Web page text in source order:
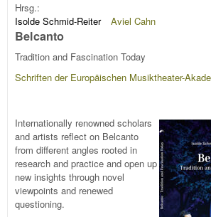
Hrsg.:
Isolde Schmid-Reiter
Aviel Cahn
Belcanto
Tradition and Fascination Today
Schriften der Europäischen Musiktheater-
Internationally renowned scholars
and artists reflect on Belcanto
from different angles rooted in
research and practice and open up
new insights through novel
viewpoints and renewed
questioning.